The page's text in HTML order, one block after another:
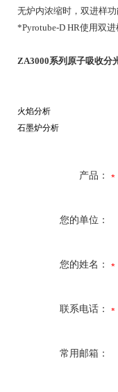
无炉内浓缩时，双进样
*Pyrotube-D HR使用双
ZA3000系列原子吸收分
火焰分析
石墨炉分析
产品：
您的单位：
您的姓名：
联系电话：
常用邮箱：